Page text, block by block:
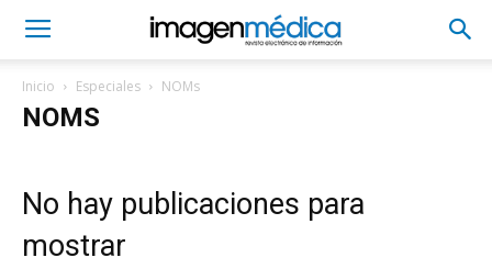
Inicio Especiales NOMs
NOMS
No hay publicaciones para
mostrar